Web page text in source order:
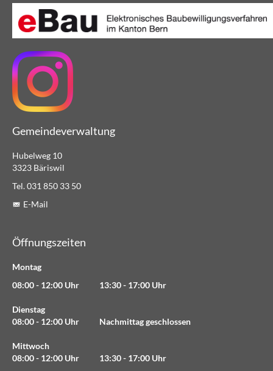
Gemeindeverwaltung
Hubelweg 10
3323 Bäriswil
Tel. 031 850 33 50
E-Mail
Öffnungszeiten
Montag
08:00 - 12:00 Uhr 13:30 - 17:00 Uhr
Dienstag
08:00 - 12:00 Uhr Nachmittag geschlossen
Mittwoch
08:00 - 12:00 Uhr 13:30 - 17:00 Uhr